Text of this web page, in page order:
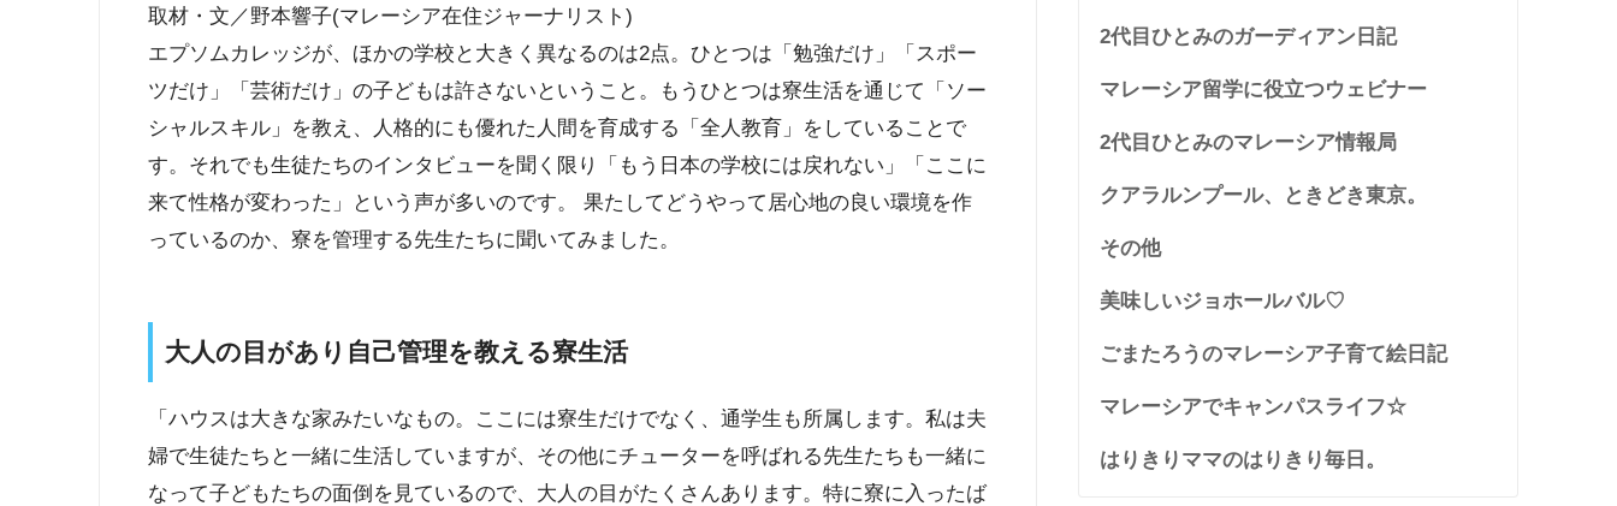
取材・文／野本響子(マレーシア在住ジャーナリスト)
エプソムカレッジが、ほかの学校と大きく異なるのは2点。ひとつは「勉強だけ」「スポー
ツだけ」「芸術だけ」の子どもは許さないということ。もうひとつは寮生活を通じて「ソー
シャルスキル」を教え、人格的にも優れた人間を育成する「全人教育」をしていることで
す。それでも生徒たちのインタビューを聞く限り「もう日本の学校には戻れない」「ここに
来て性格が変わった」という声が多いのです。 果たしてどうやって居心地の良い環境を作
っているのか、寮を管理する先生たちに聞いてみました。
大人の目があり自己管理を教える寮生活
「ハウスは大きな家みたいなもの。ここには寮生だけでなく、通学生も所属します。私は夫
婦で生徒たちと一緒に生活していますが、その他にチューターを呼ばれる先生たちも一緒に
なって子どもたちの面倒を見ているので、大人の目がたくさんあります。特に寮に入ったば
2代目ひとみのガーディアン日記
マレーシア留学に役立つウェビナー
2代目ひとみのマレーシア情報局
クアラルンプール、ときどき東京。
その他
美味しいジョホールバル♡
ごまたろうのマレーシア子育て絵日記
マレーシアでキャンパスライフ☆
はりきりママのはりきり毎日。